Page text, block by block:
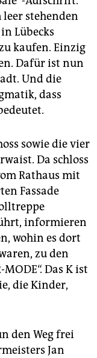
stehenden
Lübecks
kaufen. Einzig
Dafür ist nun
Und die
dass
sowie die vier
Da schloss
Rathaus mit
Fassade
informieren
wohin es dort
zu den
Das K ist
die Kinder,
den Weg frei
Jan